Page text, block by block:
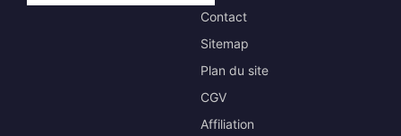
Contact
Sitemap
Plan du site
CGV
Affiliation